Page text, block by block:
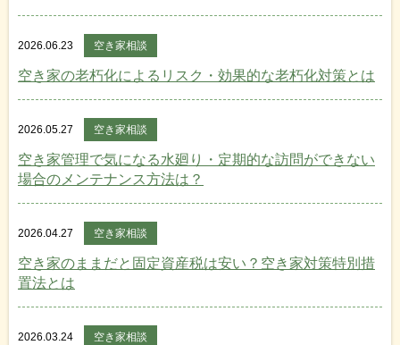
2026.06.23 空き家相談
空き家の老朽化によるリスク・効果的な老朽化対策とは
2026.05.27 空き家相談
空き家管理で気になる水廻り・定期的な訪問ができない
場合のメンテナンス方法は？
2026.04.27 空き家相談
空き家のままだと固定資産税は安い？空き家対策特別措
置法とは
2026.03.24 空き家相談